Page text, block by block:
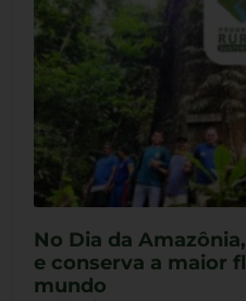
No Dia da
e conserva a maior
mundo